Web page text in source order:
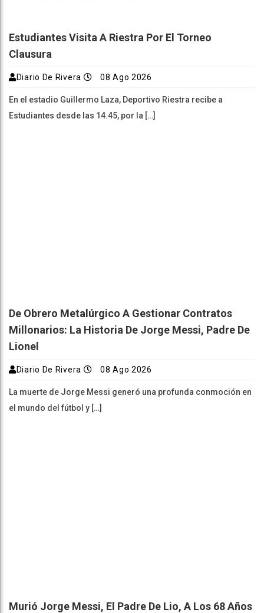
Estudiantes Visita A Riestra Por El Torneo
Clausura
Diario De Rivera 08 Ago 2026
En el estadio Guillermo Laza, Deportivo Riestra recibe a
Estudiantes desde las 14.45, por la […]
De Obrero Metalúrgico A Gestionar Contratos
Millonarios: La Historia De Jorge Messi, Padre De
Lionel
Diario De Rivera 08 Ago 2026
La muerte de Jorge Messi generó una profunda conmoción en
el mundo del fútbol y […]
Murió Jorge Messi, El Padre De Lio, A Los 68 Años